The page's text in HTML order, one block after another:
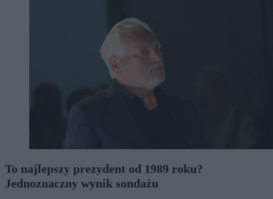
To najlepszy prezydent od 1989 roku?
Jednoznaczny wynik sondażu